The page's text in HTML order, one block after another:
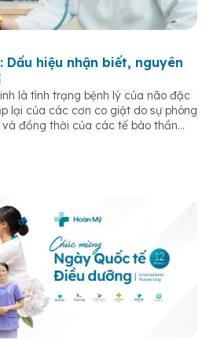
hiệu nhận biết, nguyên
là tình trạng bệnh lý của não đặc
lại của các cơn co giật do sự phóng
đồng thời của các tế bào thần